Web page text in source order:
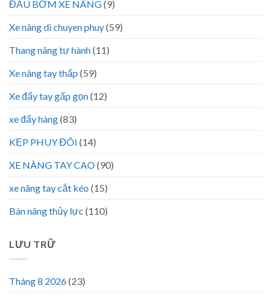
ĐẦU BƠM XE NÂNG(9)
Xe nâng di chuyen phuy(59)
Thang nâng tự hành(11)
Xe nâng tay thấp (59)
Xe đẩy tay gấp gọn(12)
xe đẩy hàng(83)
KẸP PHUY ĐÔI (14)
XE NÂNG TAY CAO(90)
xe nâng tay cắt kéo (15)
Bàn nâng thủy lực (110)
LƯU TRỮ
Tháng 8 2026(23)